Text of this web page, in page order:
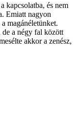
kapcsolatba, és nem
Emiatt nagyon
magánéletünket.
de a négy fal között
akkor a zenész,